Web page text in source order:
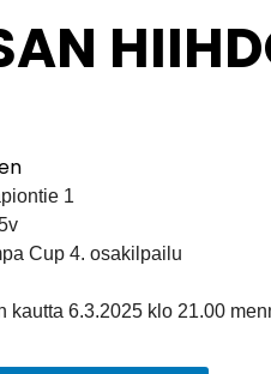
1
Cup 4. osakilpailu
kautta 6.3.2025 klo 21.00